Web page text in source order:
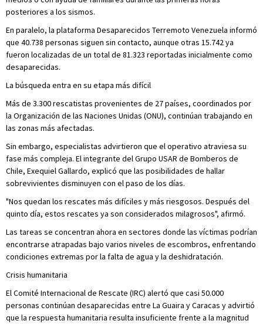
posteriores a los sismos.
En paralelo, la plataforma Desaparecidos Terremoto Venezuela informó
que 40.738 personas siguen sin contacto, aunque otras 15.742 ya
fueron localizadas de un total de 81.323 reportadas inicialmente como
desaparecidas.
La búsqueda entra en su etapa más difícil
Más de 3.300 rescatistas provenientes de 27 países, coordinados por
la Organización de las Naciones Unidas (ONU), continúan trabajando en
las zonas más afectadas.
Sin embargo, especialistas advirtieron que el operativo atraviesa su
fase más compleja. El integrante del Grupo USAR de Bomberos de
Chile, Exequiel Gallardo, explicó que las posibilidades de hallar
sobrevivientes disminuyen con el paso de los días.
"Nos quedan los rescates más difíciles y más riesgosos. Después del
quinto día, estos rescates ya son considerados milagrosos", afirmó.
Las tareas se concentran ahora en sectores donde las víctimas podrían
encontrarse atrapadas bajo varios niveles de escombros, enfrentando
condiciones extremas por la falta de agua y la deshidratación.
Crisis humanitaria
El Comité Internacional de Rescate (IRC) alertó que casi 50.000
personas continúan desaparecidas entre La Guaira y Caracas y advirtió
que la respuesta humanitaria resulta insuficiente frente a la magnitud